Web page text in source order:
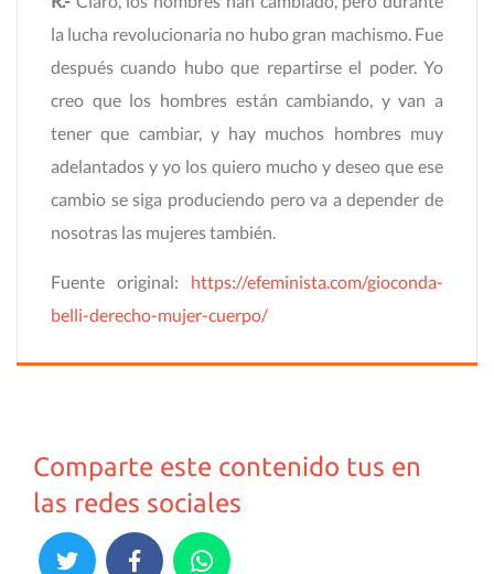
la lucha revolucionaria no hubo gran machismo. Fue
después cuando hubo que repartirse el poder. Yo
creo que los hombres están cambiando, y van a
tener que cambiar, y hay muchos hombres muy
adelantados y yo los quiero mucho y deseo que ese
cambio se siga produciendo pero va a depender de
nosotras las mujeres también.
Fuente original: https://efeminista.com/gioconda-
belli-derecho-mujer-cuerpo/
Comparte este contenido tus en
las redes sociales